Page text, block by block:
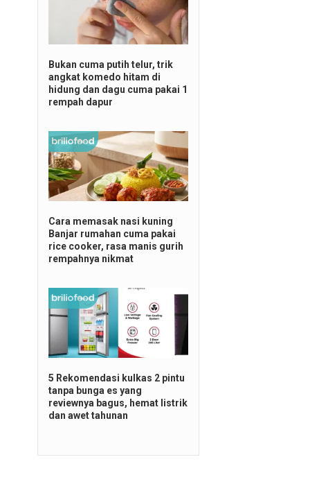
Bukan cuma putih telur, trik
angkat komedo hitam di
hidung dan dagu cuma pakai 1
rempah dapur
Cara memasak nasi kuning
Banjar rumahan cuma pakai
rice cooker, rasa manis gurih
rempahnya nikmat
5 Rekomendasi kulkas 2 pintu
tanpa bunga es yang
reviewnya bagus, hemat listrik
dan awet tahunan